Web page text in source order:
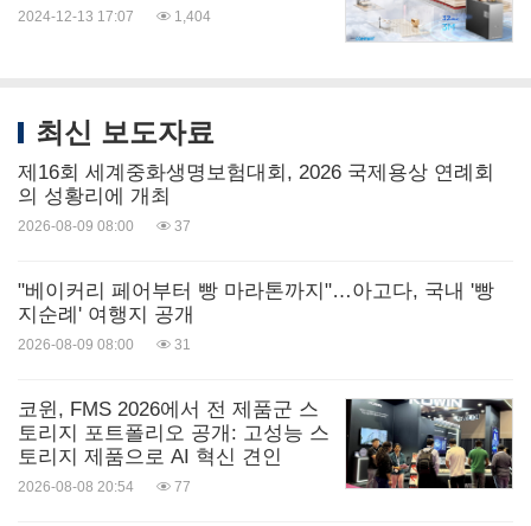
2024-12-13 17:07 1,404
최신 보도자료
제16회 세계중화생명보험대회, 2026 국제용상 연례회
의 성황리에 개최
2026-08-09 08:00 37
"베이커리 페어부터 빵 마라톤까지"…아고다, 국내 '빵
지순례' 여행지 공개
2026-08-09 08:00 31
코윈, FMS 2026에서 전 제품군 스
토리지 포트폴리오 공개: 고성능 스
토리지 제품으로 AI 혁신 견인
2026-08-08 20:54 77